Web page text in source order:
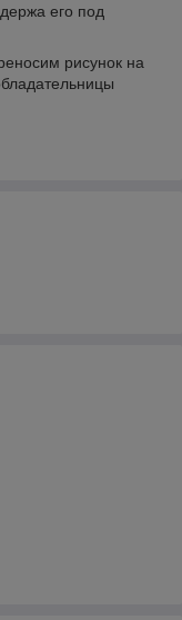
его под
рисунок на